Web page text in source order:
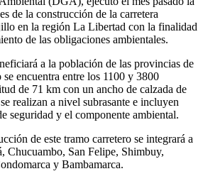
de la construcción de la carretera
en la región La Libertad con la finalidad
de las obligaciones ambientales.
a la población de las provincias de
encuentra entre los 1100 y 3800
de 71 km con un ancho de calzada de
realizan a nivel subrasante e incluyen
seguridad y el componente ambiental.
de este tramo carretero se integrará a
Chucuambo, San Felipe, Shimbuy,
y Bambamarca.